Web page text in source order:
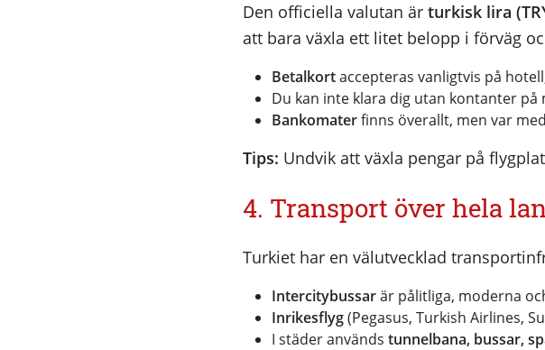
Den officiella valutan är turkisk lira
att bara växla ett litet belopp i förväg
Betalkortaccepteras vanligtvis på
Du kan inte klara dig utan kontanter
Bankomaterfinns överallt, men var
Tips: Undvik att växla pengar på
4. Transport över hela
Turkiet har en välutvecklad
Intercitybussarär pålitliga, moderna
Inrikesflyg(Pegasus, Turkish Airlines,
I städer används tunnelbana, bussar,